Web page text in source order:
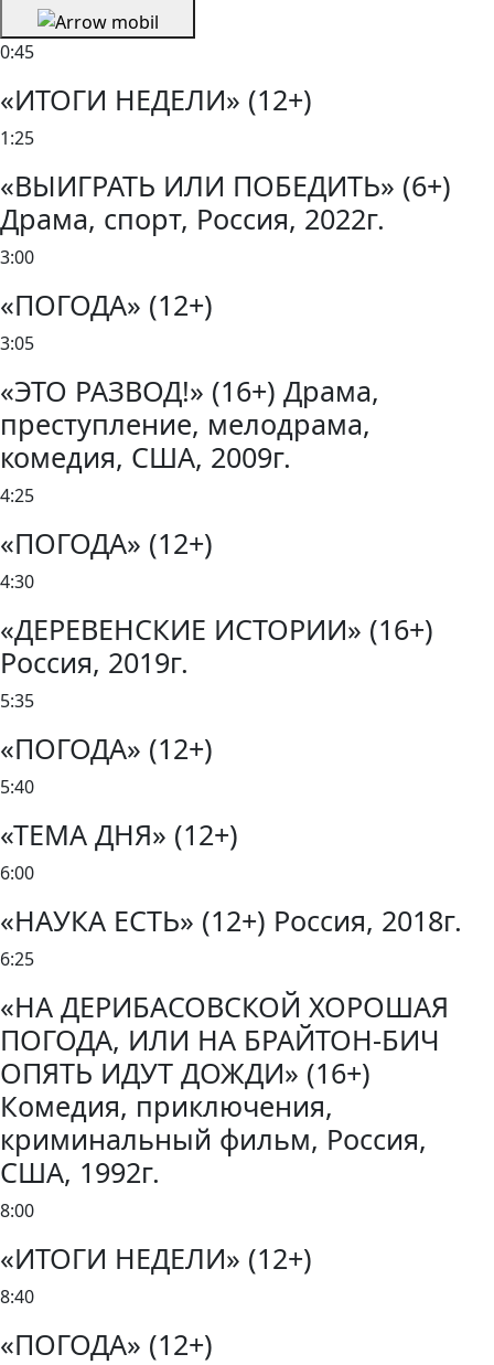
0:45
«ИТОГИ НЕДЕЛИ» (12+)
1:25
«ВЫИГРАТЬ ИЛИ ПОБЕДИТЬ» (6+)
Драма, спорт, Россия, 2022г.
3:00
«ПОГОДА» (12+)
3:05
«ЭТО РАЗВОД!» (16+) Драма,
преступление, мелодрама,
комедия, США, 2009г.
4:25
«ПОГОДА» (12+)
4:30
«ДЕРЕВЕНСКИЕ ИСТОРИИ» (16+)
Россия, 2019г.
5:35
«ПОГОДА» (12+)
5:40
«ТЕМА ДНЯ» (12+)
6:00
«НАУКА ЕСТЬ» (12+) Россия, 2018г.
6:25
«НА ДЕРИБАСОВСКОЙ ХОРОШАЯ
ПОГОДА, ИЛИ НА БРАЙТОН-БИЧ
ОПЯТЬ ИДУТ ДОЖДИ» (16+)
Комедия, приключения,
криминальный фильм, Россия,
США, 1992г.
8:00
«ИТОГИ НЕДЕЛИ» (12+)
8:40
«ПОГОДА» (12+)